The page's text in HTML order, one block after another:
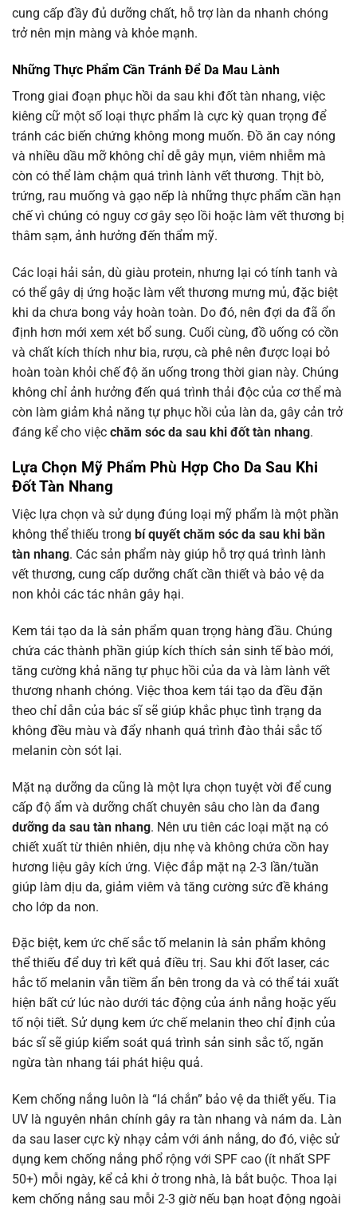
cung cấp đầy đủ dưỡng chất, hỗ trợ làn da nhanh chóng
trở nên mịn màng và khỏe mạnh.
Những Thực Phẩm Cần Tránh Để Da Mau Lành
Trong giai đoạn phục hồi da sau khi đốt tàn nhang, việc
kiêng cữ một số loại thực phẩm là cực kỳ quan trọng để
tránh các biến chứng không mong muốn. Đồ ăn cay nóng
và nhiều dầu mỡ không chỉ dễ gây mụn, viêm nhiễm mà
còn có thể làm chậm quá trình lành vết thương. Thịt bò,
trứng, rau muống và gạo nếp là những thực phẩm cần hạn
chế vì chúng có nguy cơ gây sẹo lồi hoặc làm vết thương bị
thâm sạm, ảnh hưởng đến thẩm mỹ.
Các loại hải sản, dù giàu protein, nhưng lại có tính tanh và
có thể gây dị ứng hoặc làm vết thương mưng mủ, đặc biệt
khi da chưa bong vảy hoàn toàn. Do đó, nên đợi da đã ổn
định hơn mới xem xét bổ sung. Cuối cùng, đồ uống có cồn
và chất kích thích như bia, rượu, cà phê nên được loại bỏ
hoàn toàn khỏi chế độ ăn uống trong thời gian này. Chúng
không chỉ ảnh hưởng đến quá trình thải độc của cơ thể mà
còn làm giảm khả năng tự phục hồi của làn da, gây cản trở
đáng kể cho việc chăm sóc da sau khi đốt tàn nhang.
Lựa Chọn Mỹ Phẩm Phù Hợp Cho Da Sau Khi
Đốt Tàn Nhang
Việc lựa chọn và sử dụng đúng loại mỹ phẩm là một phần
không thể thiếu trong bí quyết chăm sóc da sau khi bắn
tàn nhang. Các sản phẩm này giúp hỗ trợ quá trình lành
vết thương, cung cấp dưỡng chất cần thiết và bảo vệ da
non khỏi các tác nhân gây hại.
Kem tái tạo da là sản phẩm quan trọng hàng đầu. Chúng
chứa các thành phần giúp kích thích sản sinh tế bào mới,
tăng cường khả năng tự phục hồi của da và làm lành vết
thương nhanh chóng. Việc thoa kem tái tạo da đều đặn
theo chỉ dẫn của bác sĩ sẽ giúp khắc phục tình trạng da
không đều màu và đẩy nhanh quá trình đào thải sắc tố
melanin còn sót lại.
Mặt nạ dưỡng da cũng là một lựa chọn tuyệt vời để cung
cấp độ ẩm và dưỡng chất chuyên sâu cho làn da đang
dưỡng da sau tàn nhang. Nên ưu tiên các loại mặt nạ có
chiết xuất từ thiên nhiên, dịu nhẹ và không chứa cồn hay
hương liệu gây kích ứng. Việc đắp mặt nạ 2-3 lần/tuần
giúp làm dịu da, giảm viêm và tăng cường sức đề kháng
cho lớp da non.
Đặc biệt, kem ức chế sắc tố melanin là sản phẩm không
thể thiếu để duy trì kết quả điều trị. Sau khi đốt laser, các
hắc tố melanin vẫn tiềm ẩn bên trong da và có thể tái xuất
hiện bất cứ lúc nào dưới tác động của ánh nắng hoặc yếu
tố nội tiết. Sử dụng kem ức chế melanin theo chỉ định của
bác sĩ sẽ giúp kiểm soát quá trình sản sinh sắc tố, ngăn
ngừa tàn nhang tái phát hiệu quả.
Kem chống nắng luôn là “lá chắn” bảo vệ da thiết yếu. Tia
UV là nguyên nhân chính gây ra tàn nhang và nám da. Làn
da sau laser cực kỳ nhạy cảm với ánh nắng, do đó, việc sử
dụng kem chống nắng phổ rộng với SPF cao (ít nhất SPF
50+) mỗi ngày, kể cả khi ở trong nhà, là bắt buộc. Thoa lại
kem chống nắng sau mỗi 2-3 giờ nếu bạn hoạt động ngoài